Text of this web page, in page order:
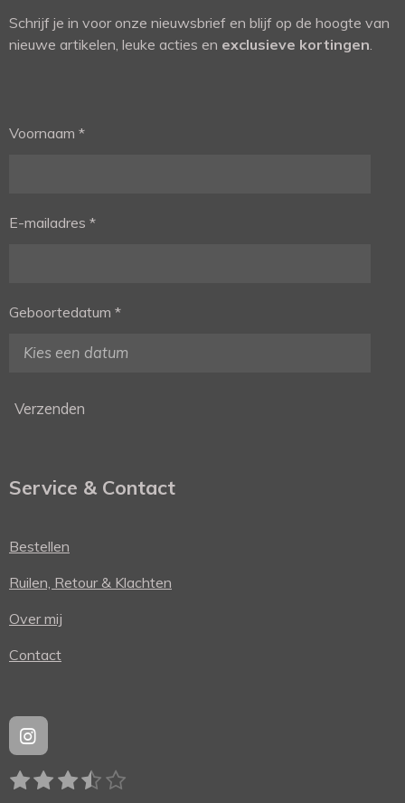
Schrijf je in voor onze nieuwsbrief en blijf op de hoogte van
nieuwe artikelen, leuke acties en exclusieve kortingen
Voornaam *
E-mailadres *
Geboortedatum *
Verzenden
Service & Contact
Bestellen
Ruilen, Retour & Klachten
Over mij
Contact
I
n
s
R
1 2 3 4 5 S